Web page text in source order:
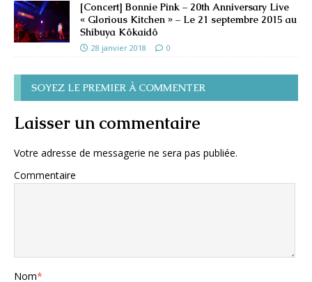
[Concert] Bonnie Pink – 20th Anniversary Live
« Glorious Kitchen » – Le 21 septembre 2015 au
Shibuya Kôkaidô
28 janvier 2018 0
SOYEZ LE PREMIER À COMMENTER
Laisser un commentaire
Votre adresse de messagerie ne sera pas publiée.
Commentaire
Nom*